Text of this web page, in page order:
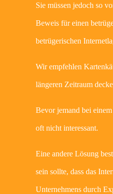
Sie müssen jedoch so
Beweis für einen
betrügerischen
Wir empfehlen
längeren Zeitraum
Bevor jemand bei
oft nicht interessant.
Eine andere Lösung
sein sollte, dass das
Unternehmens durch